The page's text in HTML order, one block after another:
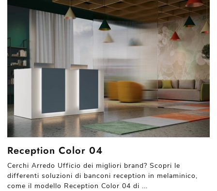
Reception Color 04
Cerchi Arredo Ufficio dei migliori brand? Scopri le
differenti soluzioni di banconi reception in melaminico,
come il modello Reception Color 04 di ...